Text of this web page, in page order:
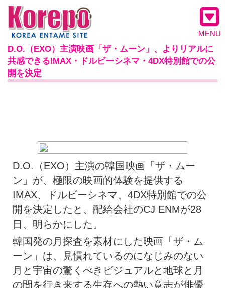
MENU
D.O.（EXO）主演映画「ザ・ムーン」、よりリアルに
共感できるIMAX・ドルビーシネマ・4DX特別館での公
開を決定
D.O.（EXO）主演の韓国映画「ザ・ムー
ン」が、極限の映画的体験を提供する
IMAX、ドルビーシネマ、4DX特別館での公
開を決定したと、配給会社のCJ ENMが28
日、明らかにした。
韓国発の月探査を素材にした映画「ザ・ム
ーン」は、見慣れているのになじみのない
月と宇宙の驚くべきビジュアルと地球と月
の間を行き来する生存への熱い意志が俳優